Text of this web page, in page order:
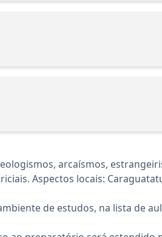
arcaísmos,
Aspectos locais:
de estudos, na lista de